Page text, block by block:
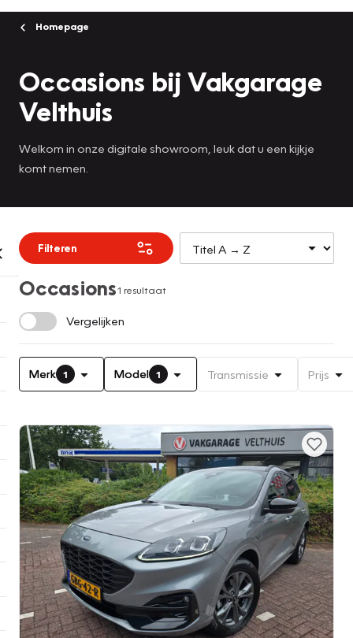
Homepage
Occasions bij Vakgarage
Velthuis
Welkom in onze digitale showroom, leuk dat u een kijkje
komt nemen.
Filteren
Occasions1 resultaat
Vergelijken
Merk 1 Model 1 Transmissie Prijs